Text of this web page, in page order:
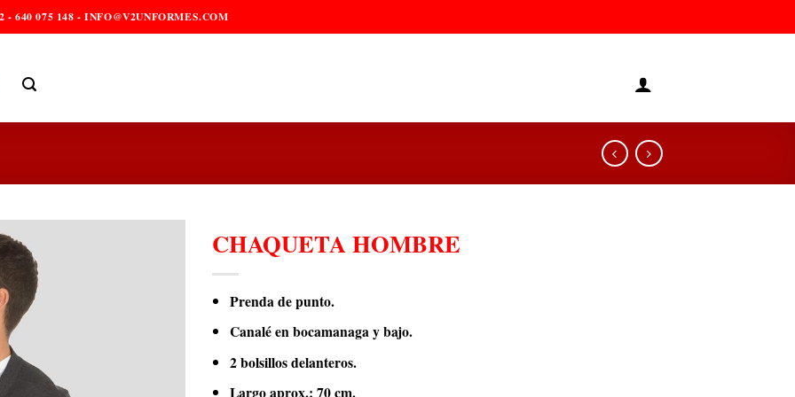
640 075 148 - INFO@V2UNFORMES.COM
CHAQUETA HOMBRE
Prenda de punto.
Canalé en bocamanaga y bajo.
2 bolsillos delanteros.
Largo aprox.: 70 cm.